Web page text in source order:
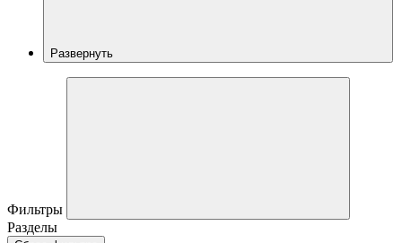
Развернуть
Фильтры
Разделы